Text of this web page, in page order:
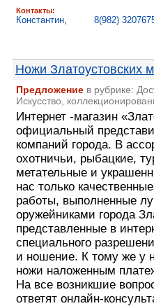
Контакты:
Константин, 8(982)
Ножи Златоустовских
Предложение в рубрике:
Искусство,
Интернет -магазин
официальный
компаний города. В
охотничьи, рыбацкие,
метательные и
нас только
работы, выполненные
оружейниками города
представленные в
специального
и ношение. К тому же у
ножи наложенным
На все возникшие
ответят онлайн-